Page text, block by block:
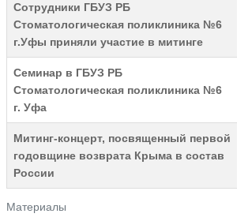
Материалы
Сотрудники ГБУЗ РБ
Стоматологическая поликлиника №6
г.Уфы приняли участие в митинге
Семинар в ГБУЗ РБ
Стоматологическая поликлиника №6
г. Уфа
Митинг-концерт, посвященный первой
годовщине возврата Крыма в состав
России